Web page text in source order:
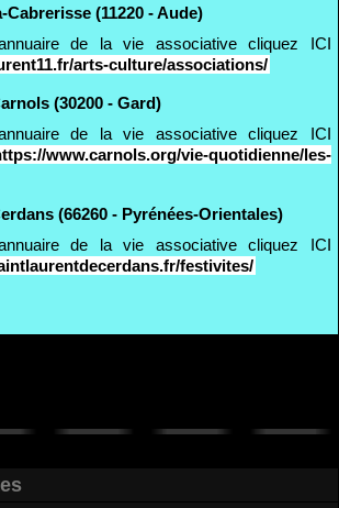
(11220 - Aude)
de la vie associative cliquez ICI
arts-culture/associations/
(30200 - Gard)
de la vie associative cliquez ICI
www.carnols.org/vie-quotidienne/les-
(66260 - Pyrénées-Orientales)
de la vie associative cliquez ICI
festivites/